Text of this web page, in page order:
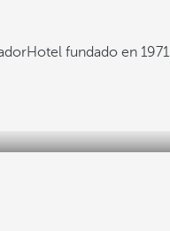
Hotel fundado en 1971